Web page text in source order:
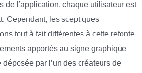
de l’application, chaque utilisateur est
Cependant, les sceptiques
tout à fait différentes à cette refonte.
apportés au signe graphique
par l’un des créateurs de